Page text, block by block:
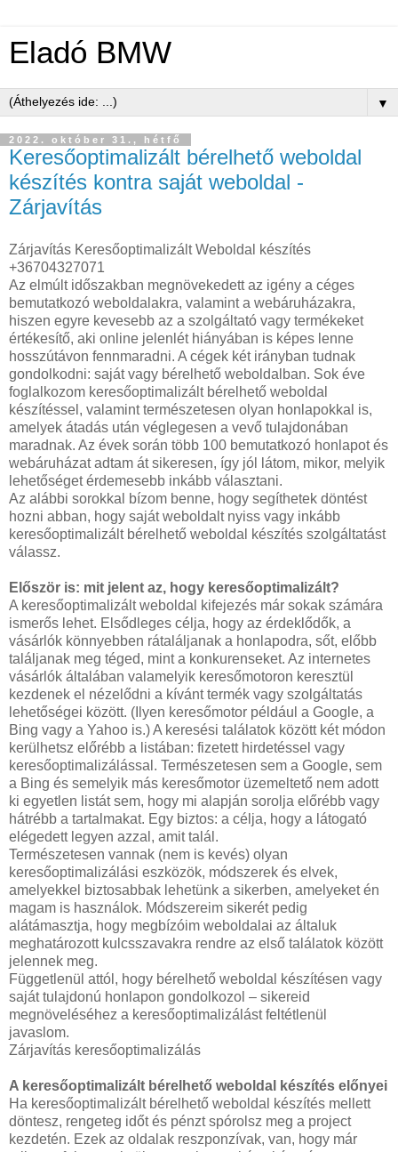
Eladó BMW
▼
2022. október 31., hétfő
Keresőoptimalizált bérelhető weboldal
készítés kontra saját weboldal -
Zárjavítás
Zárjavítás Keresőoptimalizált Weboldal készítés
+36704327071
Az elmúlt időszakban megnövekedett az igény a céges
bemutatkozó weboldalakra, valamint a webáruházakra,
hiszen egyre kevesebb az a szolgáltató vagy termékeket
értékesítő, aki online jelenlét hiányában is képes lenne
hosszútávon fennmaradni. A cégek két irányban tudnak
gondolkodni: saját vagy bérelhető weboldalban. Sok éve
foglalkozom keresőoptimalizált bérelhető weboldal
készítéssel, valamint természetesen olyan honlapokkal is,
amelyek átadás után véglegesen a vevő tulajdonában
maradnak. Az évek során több 100 bemutatkozó honlapot és
webáruházat adtam át sikeresen, így jól látom, mikor, melyik
lehetőséget érdemesebb inkább választani.
Az alábbi sorokkal bízom benne, hogy segíthetek döntést
hozni abban, hogy saját weboldalt nyiss vagy inkább
keresőoptimalizált bérelhető weboldal készítés szolgáltatást
válassz.
Először is: mit jelent az, hogy keresőoptimalizált?
A keresőoptimalizált weboldal kifejezés már sokak számára
ismerős lehet. Elsődleges célja, hogy az érdeklődők, a
vásárlók könnyebben rátaláljanak a honlapodra, sőt, előbb
találjanak meg téged, mint a konkurenseket. Az internetes
vásárlók általában valamelyik keresőmotoron keresztül
kezdenek el nézelődni a kívánt termék vagy szolgáltatás
lehetőségei között. (Ilyen keresőmotor például a Google, a
Bing vagy a Yahoo is.) A keresési találatok között két módon
kerülhetsz előrébb a listában: fizetett hirdetéssel vagy
keresőoptimalizálással. Természetesen sem a Google, sem
a Bing és semelyik más keresőmotor üzemeltető nem adott
ki egyetlen listát sem, hogy mi alapján sorolja előrébb vagy
hátrébb a tartalmakat. Egy biztos: a célja, hogy a látogató
elégedett legyen azzal, amit talál.
Természetesen vannak (nem is kevés) olyan
keresőoptimalizálási eszközök, módszerek és elvek,
amelyekkel biztosabbak lehetünk a sikerben, amelyeket én
magam is használok. Módszereim sikerét pedig
alátámasztja, hogy megbízóim weboldalai az általuk
meghatározott kulcsszavakra rendre az első találatok között
jelennek meg.
Függetlenül attól, hogy bérelhető weboldal készítésen vagy
saját tulajdonú honlapon gondolkozol – sikereid
megnöveléséhez a keresőoptimalizálást feltétlenül
javaslom.
Zárjavítás keresőoptimalizálás
A keresőoptimalizált bérelhető weboldal készítés előnyei
Ha keresőoptimalizált bérelhető weboldal készítés mellett
döntesz, rengeteg időt és pénzt spórolsz meg a project
kezdetén. Ezek az oldalak reszponzívak, van, hogy már